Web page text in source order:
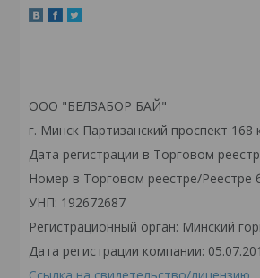
ООО "БЕЛЗАБОР БАЙ"
г. Минск Партизанский проспект 168
Дата регистрации в Торговом
Номер в Торговом реестре/Реестре
УНП: 192672687
Регистрационный орган: Минский
Дата регистрации компании: